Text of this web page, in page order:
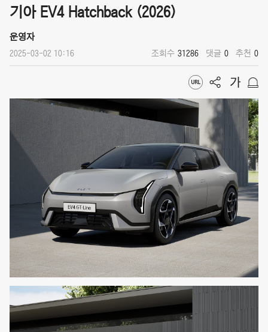
기아 EV4 Hatchback (2026)
운영자
2025-03-02 10:16 조회수 31286 댓글 0 추천 0